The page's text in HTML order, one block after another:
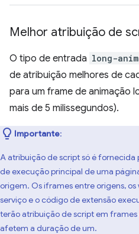
Melhor atribuição de
O tipo de entrada long-
de atribuição melhores de
para um frame de animação
mais de 5 milissegundos).
Importante:
A atribuição de script só é fornecida
de execução principal de uma
origem. Os iframes entre origens, os
serviço e o código de extensão
terão atribuição de script em
afetem a duração de um.